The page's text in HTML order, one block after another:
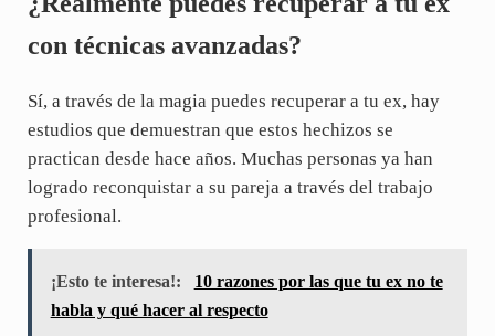
con técnicas avanzadas?
Sí, a través de la magia puedes recuperar a tu ex, hay
estudios que demuestran que estos hechizos se
practican desde hace años. Muchas personas ya han
logrado reconquistar a su pareja a través del trabajo
profesional.
¡Esto te interesa!:
10 razones por las que tu ex no te
habla y qué hacer al respecto